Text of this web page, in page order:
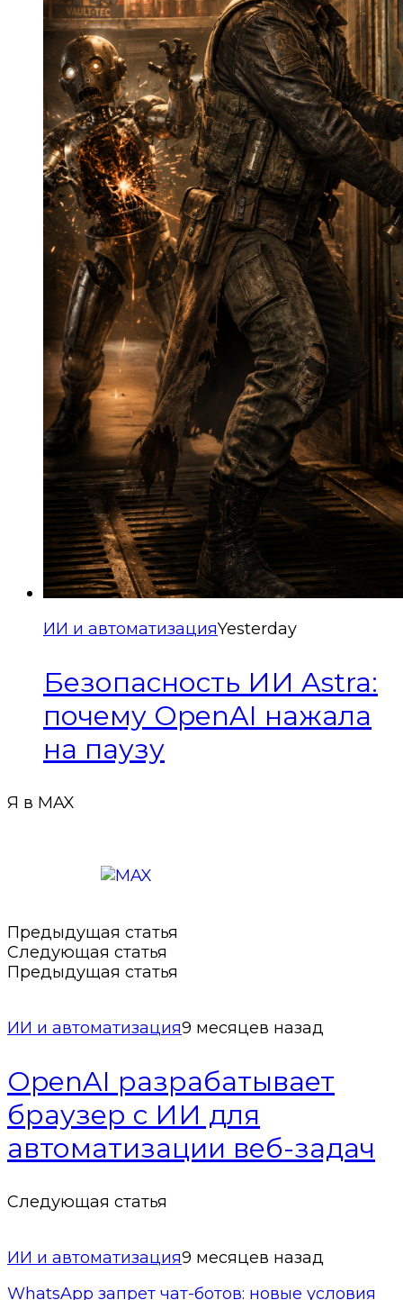
ИИ и автоматизацияYesterday
Безопасность ИИ Astra:
почему OpenAI нажала
на паузу
Я в MAX
Предыдущая статья
Следующая статья
Предыдущая статья
ИИ и автоматизация9 месяцев назад
OpenAI разрабатывает
браузер с ИИ для
автоматизации веб-задач
Следующая статья
ИИ и автоматизация9 месяцев назад
WhatsApp запрет чат-ботов: новые условия